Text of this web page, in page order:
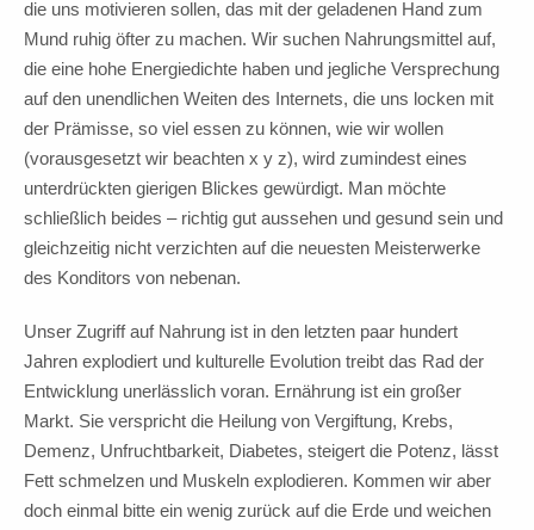
die uns motivieren sollen, das mit der geladenen Hand zum
Mund ruhig öfter zu machen. Wir suchen Nahrungsmittel auf,
die eine hohe Energiedichte haben und jegliche Versprechung
auf den unendlichen Weiten des Internets, die uns locken mit
der Prämisse, so viel essen zu können, wie wir wollen
(vorausgesetzt wir beachten x y z), wird zumindest eines
unterdrückten gierigen Blickes gewürdigt. Man möchte
schließlich beides – richtig gut aussehen und gesund sein und
gleichzeitig nicht verzichten auf die neuesten Meisterwerke
des Konditors von nebenan.
Unser Zugriff auf Nahrung ist in den letzten paar hundert
Jahren explodiert und kulturelle Evolution treibt das Rad der
Entwicklung unerlässlich voran. Ernährung ist ein großer
Markt. Sie verspricht die Heilung von Vergiftung, Krebs,
Demenz, Unfruchtbarkeit, Diabetes, steigert die Potenz, lässt
Fett schmelzen und Muskeln explodieren. Kommen wir aber
doch einmal bitte ein wenig zurück auf die Erde und weichen